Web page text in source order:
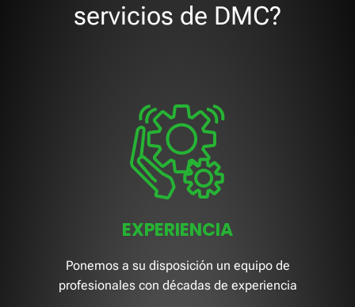
servicios de DMC?
EXPERIENCIA
Ponemos a su disposición un equipo de
profesionales con décadas de experiencia